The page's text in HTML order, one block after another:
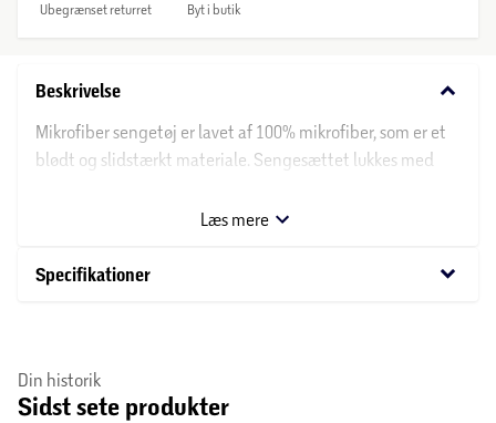
Ubegrænset returret Byt i butik
Beskrivelse keyboard_arrow_down
Mikrofiber sengetøj er lavet af 100% mikrofiber, som er et
blødt og slidstærkt materiale. Sengesættet lukkes med
Kan vaskes ved maks. 40 grader. Bør vaskes separat første
Læs mere
Specifikationer keyboard_arrow_down
Din historik
Sidst sete produkter